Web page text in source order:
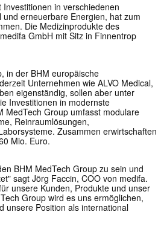
in verschiedenen
erneuerbare Energien, hat zum
Die Medizinprodukte des
GmbH mit Sitz in Finnentrop
in der BHM europäische
Unternehmen wie ALVO Medical,
eigenständig, sollen aber unter
Investitionen in modernste
MedTech Group umfasst modulare
Reinraumlösungen,
Zusammen erwirtschaften
Mio. Euro.
BHM MedTech Group zu sein und
sagt Jörg Faccin, COO von medifa.
unsere Kunden, Produkte und unser
Group wird es uns ermöglichen,
unsere Position als international